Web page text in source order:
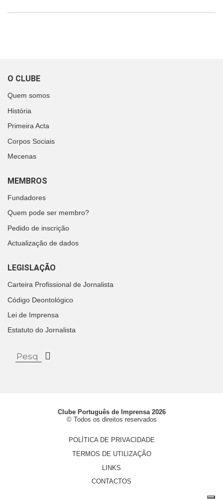
O CLUBE
Quem somos
História
Primeira Acta
Corpos Sociais
Mecenas
MEMBROS
Fundadores
Quem pode ser membro?
Pedido de inscrição
Actualização de dados
LEGISLAÇÃO
Carteira Profissional de Jornalista
Código Deontológico
Lei de Imprensa
Estatuto do Jornalista
Clube Português de Imprensa 2026
© Todos os direitos reservados
POLÍTICA DE PRIVACIDADE
TERMOS DE UTILIZAÇÃO
LINKS
CONTACTOS